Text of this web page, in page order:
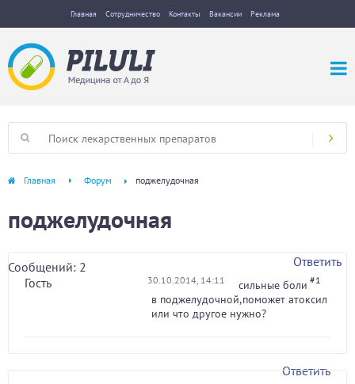
Главная Сотрудничество Контакты Вакансии Реклама
Главная Форум поджелудочная
поджелудочная
Сообщений: 2
Ответить
Гость
30.10.2014, 14:11 #1
сильные боли
в поджелудочной,поможет атоксил
или что другое нужно?
Ответить